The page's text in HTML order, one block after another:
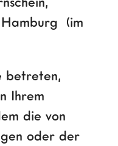
Hamburg (im
betreten,
Ihrem
die von
oder der